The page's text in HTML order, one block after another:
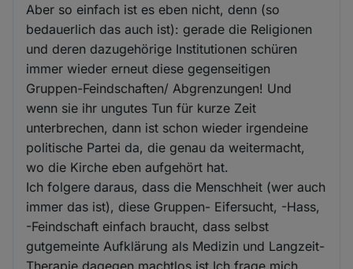
Aber so einfach ist es eben nicht, denn (so
bedauerlich das auch ist): gerade die Religionen
und deren dazugehörige Institutionen schüren
immer wieder erneut diese gegenseitigen
Gruppen-Feindschaften/ Abgrenzungen! Und
wenn sie ihr ungutes Tun für kurze Zeit
unterbrechen, dann ist schon wieder irgendeine
politische Partei da, die genau da weitermacht,
wo die Kirche eben aufgehört hat.
Ich folgere daraus, dass die Menschheit (wer auch
immer das ist), diese Gruppen- Eifersucht, -Hass,
-Feindschaft einfach braucht, dass selbst
gutgemeinte Aufklärung als Medizin und Langzeit-
Therapie dagegen machtlos ist.Ich frage mich